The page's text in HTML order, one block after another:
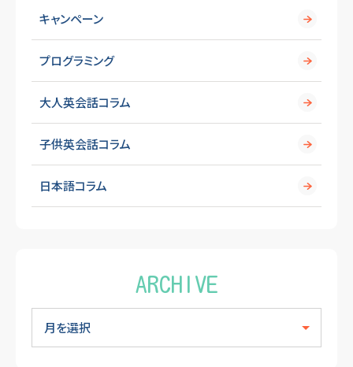
キャンペーン
プログラミング
大人英会話コラム
子供英会話コラム
日本語コラム
ARCHIVE